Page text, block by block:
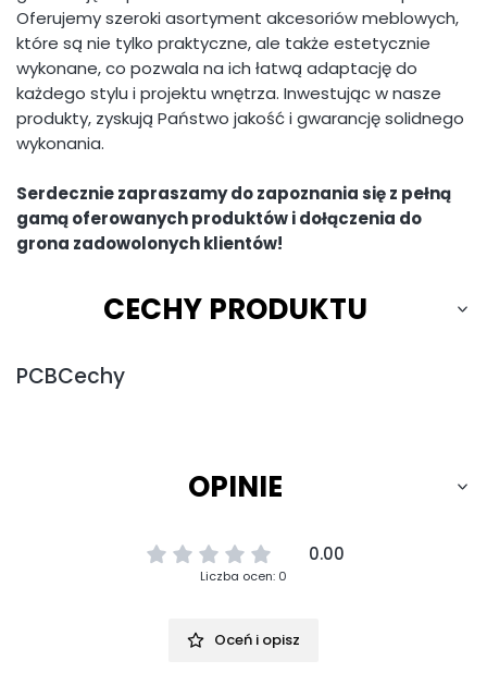
Oferujemy szeroki asortyment akcesoriów meblowych,
które są nie tylko praktyczne, ale także estetycznie
wykonane, co pozwala na ich łatwą adaptację do
każdego stylu i projektu wnętrza. Inwestując w nasze
produkty, zyskują Państwo jakość i gwarancję solidnego
wykonania.
Serdecznie zapraszamy do zapoznania się z pełną
gamą oferowanych produktów i dołączenia do
grona zadowolonych klientów!
CECHY PRODUKTU
PCBCechy
OPINIE
0.00
Liczba ocen: 0
Oceń i opisz